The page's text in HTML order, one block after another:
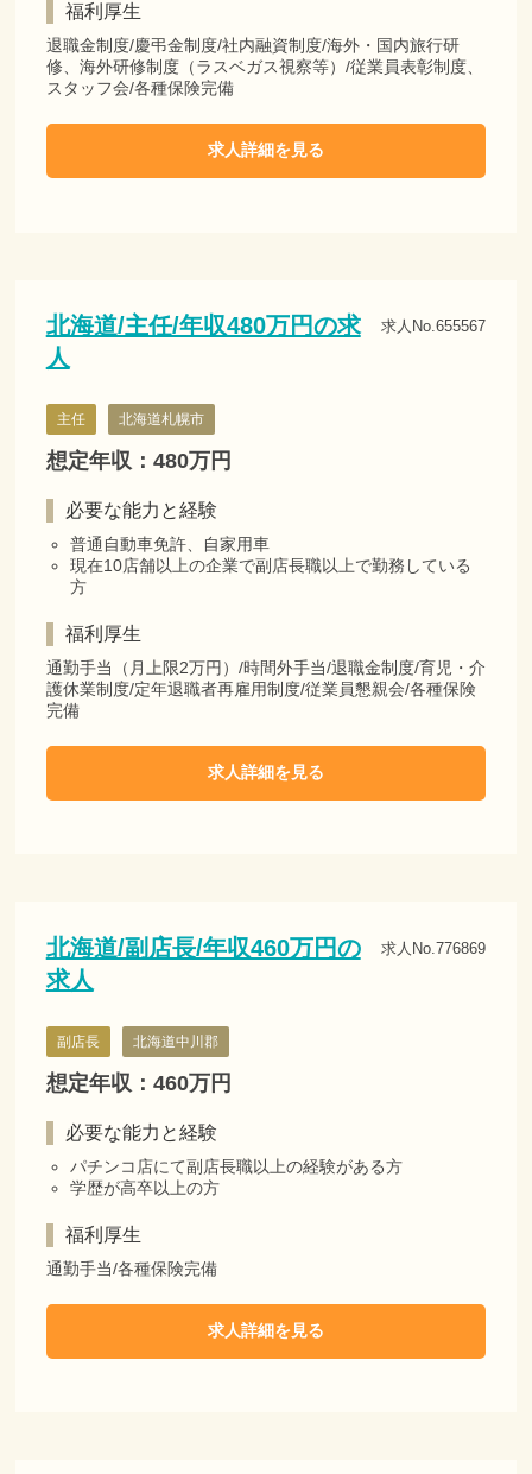
福利厚生
退職金制度/慶弔金制度/社内融資制度/海外・国内旅行研
修、海外研修制度（ラスベガス視察等）/従業員表彰制度、
スタッフ会/各種保険完備
求人詳細を見る
求人No.655567
北海道/主任/年収480万円の求
人
主任 北海道札幌市
想定年収：480万円
必要な能力と経験
普通自動車免許、自家用車
現在10店舗以上の企業で副店長職以上で勤務している
方
福利厚生
通勤手当（月上限2万円）/時間外手当/退職金制度/育児・介
護休業制度/定年退職者再雇用制度/従業員懇親会/各種保険
完備
求人詳細を見る
求人No.776869
北海道/副店長/年収460万円の
求人
副店長 北海道中川郡
想定年収：460万円
必要な能力と経験
パチンコ店にて副店長職以上の経験がある方
学歴が高卒以上の方
福利厚生
通勤手当/各種保険完備
求人詳細を見る